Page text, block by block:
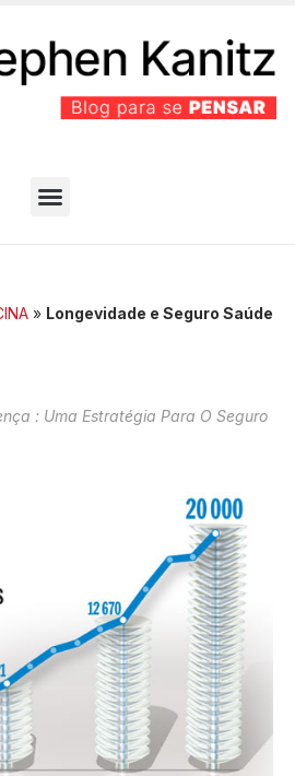
» Longevidade e Seguro Saúde
: Uma Estratégia Para O Seguro